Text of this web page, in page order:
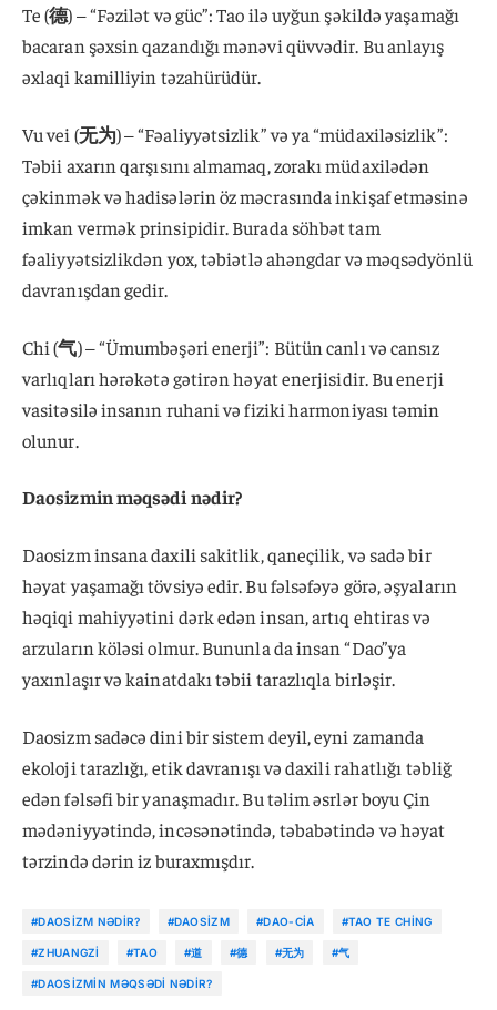
Te (德) – “Fəzilət və güc”: Tao ilə uyğun şəkildə yaşamağı
bacaran şəxsin qazandığı mənəvi qüvvədir. Bu anlayış
əxlaqi kamilliyin təzahürüdür.
Vu vei (无为) – “Fəaliyyətsizlik” və ya “müdaxiləsizlik”:
Təbii axarın qarşısını almamaq, zorakı müdaxilədən
çəkinmək və hadisələrin öz məcrasında inkişaf etməsinə
imkan vermək prinsipidir. Burada söhbət tam
fəaliyyətsizlikdən yox, təbiətlə ahəngdar və məqsədyönlü
davranışdan gedir.
Chi (气) – “Ümumbəşəri enerji”: Bütün canlı və cansız
varlıqları hərəkətə gətirən həyat enerjisidir. Bu enerji
vasitəsilə insanın ruhani və fiziki harmoniyası təmin
olunur.
Daosizmin məqsədi nədir?
Daosizm insana daxili sakitlik, qaneçilik, və sadə bir
həyat yaşamağı tövsiyə edir. Bu fəlsəfəyə görə, əşyaların
həqiqi mahiyyətini dərk edən insan, artıq ehtiras və
arzuların köləsi olmur. Bununla da insan “Dao”ya
yaxınlaşır və kainatdakı təbii tarazlıqla birləşir.
Daosizm sadəcə dini bir sistem deyil, eyni zamanda
ekoloji tarazlığı, etik davranışı və daxili rahatlığı təbliğ
edən fəlsəfi bir yanaşmadır. Bu təlim əsrlər boyu Çin
mədəniyyətində, incəsənətində, təbabətində və həyat
tərzində dərin iz buraxmışdır.
#DAOSIZM NƏDIR? #DAOSIZM #DAO-CIA #TAO TE CHING
#ZHUANGZI #TAO #道 #德 #无为 #气
#DAOSIZMIN MƏQSƏDI NƏDIR?